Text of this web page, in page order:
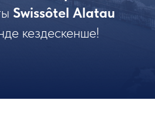
Swissôtel Alatau
кездескенше!